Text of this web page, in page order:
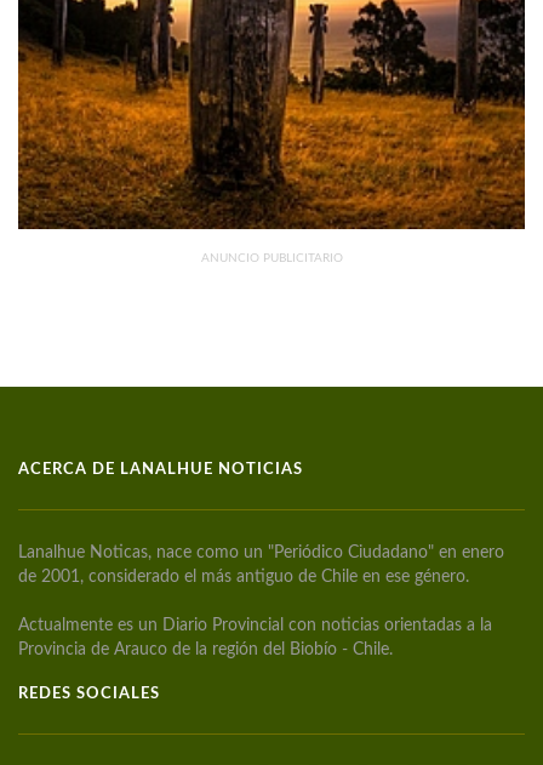
ANUNCIO PUBLICITARIO
ACERCA DE LANALHUE NOTICIAS
Lanalhue Noticas, nace como un "Periódico Ciudadano" en enero
de 2001, considerado el más antiguo de Chile en ese género.
Actualmente es un Diario Provincial con noticias orientadas a la
Provincia de Arauco de la región del Biobío - Chile.
REDES SOCIALES